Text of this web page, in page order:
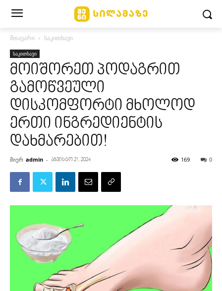
მთავარი საკითხავი
საკითხავი
მოიშორეთ პოდაგრით
გამოწვეული
დისკომფორტი მხოლოდ
ერთი ინგრედიენტის
დახმარებით!
მიერ admin - აგვისტო 21, 2024 0
169